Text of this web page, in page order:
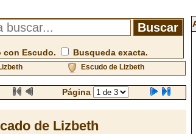
con Escudo. Busqueda exacta.
Escudo de Lizbeth
Página
de Lizbeth